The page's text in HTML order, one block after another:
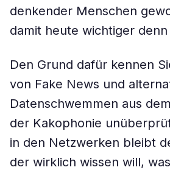
denkender Menschen
damit heute wichtiger denn
Den Grund dafür kennen
von Fake News und
Datenschwemmen aus
der Kakophonie
in den Netzwerken bleibt
der wirklich wissen will,